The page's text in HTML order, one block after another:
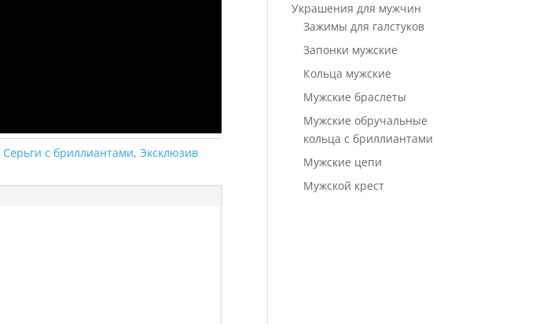
Серьги с бриллиантами,Эксклюзив
Украшения для мужчин
Зажимы для галстуков
Запонки мужские
Кольца мужские
Мужские браслеты
Мужские обручальные
кольца с бриллиантами
Мужские цепи
Мужской крест